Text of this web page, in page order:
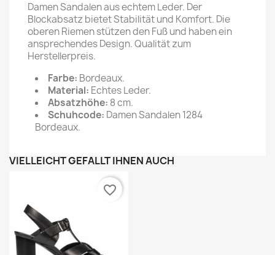
Damen Sandalen aus echtem Leder. Der
Blockabsatz bietet Stabilität und Komfort. Die
oberen Riemen stützen den Fuß und haben ein
ansprechendes Design. Qualität zum
Herstellerpreis.
Farbe: Bordeaux.
Material: Echtes Leder.
Absatzhöhe: 8 cm.
Schuhcode: Damen Sandalen 1284
Bordeaux.
VIELLEICHT GEFÄLLT IHNEN AUCH
favorite_border